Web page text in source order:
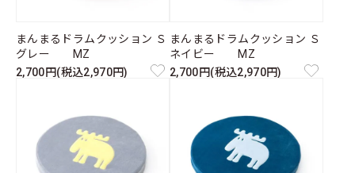
まんまるドラムクッション Ｓ
グレー MZ
2,700円(税込2,970円)
まんまるドラムクッション Ｓ
ネイビー MZ
2,700円(税込2,970円)